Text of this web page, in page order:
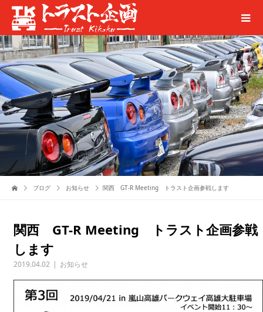
ブログ お知らせ 関西 GT-R Meeting トラスト企画参戦します
関西 GT-R Meeting トラスト企画参戦
します
2019.04.02 お知らせ